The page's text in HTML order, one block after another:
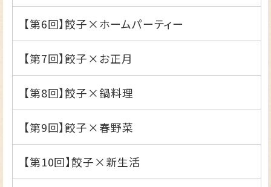
【第6回】餃子×ホームパーティー
【第7回】餃子×お正月
【第8回】餃子×鍋料理
【第9回】餃子×春野菜
【第10回】餃子×新生活